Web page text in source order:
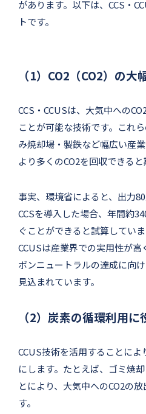
があります。以下は、CCS・
トです。
（1）CO2（CO2）の
CCS・CCUSは、大気中への
ことが可能な技術です。これ
み焼却場・製鉄など幅広い産
より多くのCO2を回収できると
事実、環境省によると、出力
CCSを導入した場合、年間約
ぐことができると試算してい
CCUSは産業界での実用性が
ボンニュートラルの達成に向
見込まれています。
（2）炭素の循環利用に
CCUS技術を活用することに
にします。たとえば、ゴミ焼
とにより、大気中へのCO2の
す。